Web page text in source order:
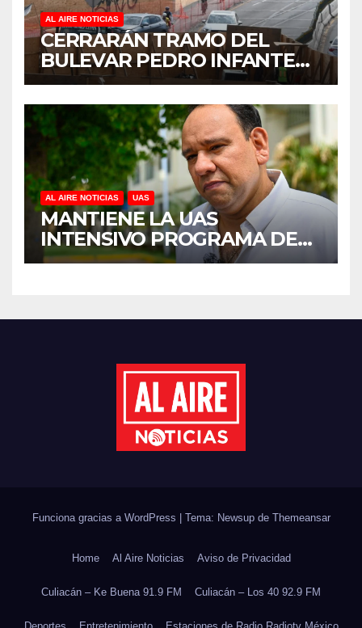
AL AIRE NOTICIAS
CERRARÁN TRAMO DEL
BULEVAR PEDRO INFANTE
PARA ACELERAR OBRAS
ANTES DEL REGRESO A
CLASES
AL AIRE NOTICIAS UAS
MANTIENE LA UAS
INTENSIVO PROGRAMA DE
MANTENIMIENTO Y
DEL CICLO ESCOLAR 2026-
Funciona gracias a WordPress | Tema: Newsup de Themeansar
Home Al Aire Noticias Aviso de Privacidad
Culiacán – Ke Buena 91.9 FM Culiacán – Los 40 92.9 FM